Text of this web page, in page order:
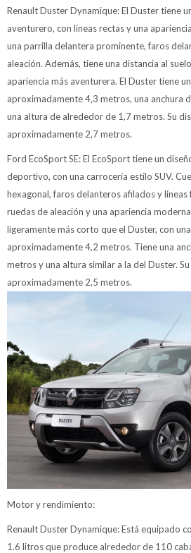
Renault Duster Dynamique: El Duster tiene
aventurero, con líneas rectas y una
una parrilla delantera prominente, faros
aleación. Además, tiene una distancia al
apariencia más aventurera. El Duster tiene
aproximadamente 4,3 metros, una anchura
una altura de alrededor de 1,7 metros. Su
aproximadamente 2,7 metros.
Ford EcoSport SE: El EcoSport tiene un
deportivo, con una carrocería estilo SUV.
hexagonal, faros delanteros afilados y líneas
ruedas de aleación y una apariencia
ligeramente más corto que el Duster, con
aproximadamente 4,2 metros. Tiene una
metros y una altura similar a la del Duster.
aproximadamente 2,5 metros.
Motor y rendimiento:
Renault Duster Dynamique: Está equipado
1.6 litros que produce alrededor de 110